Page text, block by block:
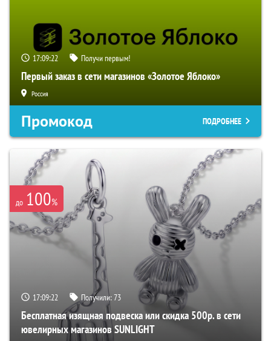
17:09:21 Получи первым!
Первый заказ в сети магазинов «Золотое Яблоко»
Россия
Промокод ПОДРОБНЕЕ
до 100%
17:09:21 Получили:73
Бесплатная изящная подвеска или скидка 500р. в сети
ювелирных магазинов SUNLIGHT